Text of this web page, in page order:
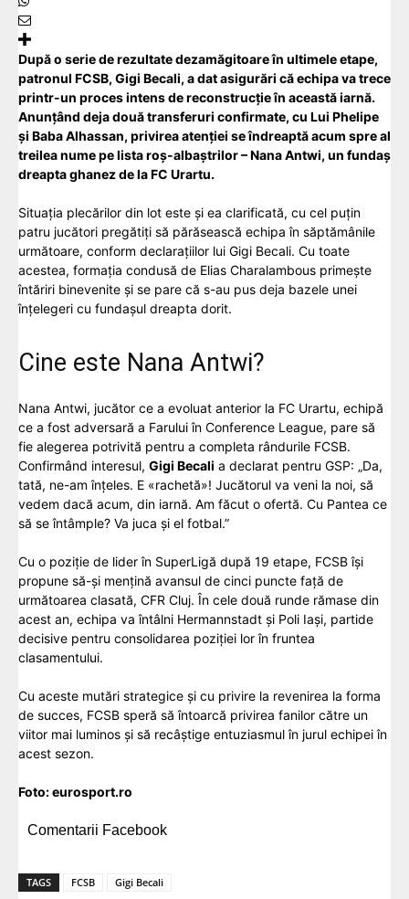
După o serie de rezultate dezamăgitoare în ultimele etape,
patronul FCSB, Gigi Becali, a dat asigurări că echipa va trece
printr-un proces intens de reconstrucție în această iarnă.
Anunțând deja două transferuri confirmate, cu Lui Phelipe
și Baba Alhassan, privirea atenției se îndreaptă acum spre al
treilea nume pe lista roș-albaștrilor – Nana Antwi, un fundaș
dreapta ghanez de la FC Urartu.
Situația plecărilor din lot este și ea clarificată, cu cel puțin
patru jucători pregătiți să părăsească echipa în săptămânile
următoare, conform declarațiilor lui Gigi Becali. Cu toate
acestea, formația condusă de Elias Charalambous primește
întăriri binevenite și se pare că s-au pus deja bazele unei
înțelegeri cu fundașul dreapta dorit.
Cine este Nana Antwi?
Nana Antwi, jucător ce a evoluat anterior la FC Urartu, echipă
ce a fost adversară a Farului în Conference League, pare să
fie alegerea potrivită pentru a completa rândurile FCSB.
Confirmând interesul, Gigi Becali a declarat pentru GSP: „Da,
tată, ne-am înțeles. E «rachetă»! Jucătorul va veni la noi, să
vedem dacă acum, din iarnă. Am făcut o ofertă. Cu Pantea ce
să se întâmple? Va juca și el fotbal.”
Cu o poziție de lider în SuperLigă după 19 etape, FCSB își
propune să-și mențină avansul de cinci puncte față de
următoarea clasată, CFR Cluj. În cele două runde rămase din
acest an, echipa va întâlni Hermannstadt și Poli Iași, partide
decisive pentru consolidarea poziției lor în fruntea
clasamentului.
Cu aceste mutări strategice și cu privire la revenirea la forma
de succes, FCSB speră să întoarcă privirea fanilor către un
viitor mai luminos și să recâștige entuziasmul în jurul echipei în
acest sezon.
Foto:eurosport.ro
Comentarii Facebook
TAGS FCSB Gigi Becali